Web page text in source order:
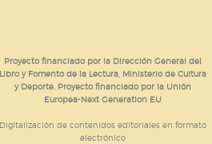
Proyecto financiado por la Dirección General del
Libro y Fomento de la Lectura, Ministerio de Cultura
y Deporte. Proyecto financiado por la Unión
Europea-Next Generation EU
Digitalización de contenidos editoriales en formato
electrónico